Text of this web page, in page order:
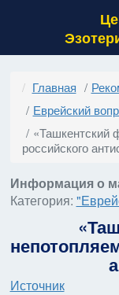
Главная
Еврейский
«Ташкентский
российского
Информация о
Категория:
Источник